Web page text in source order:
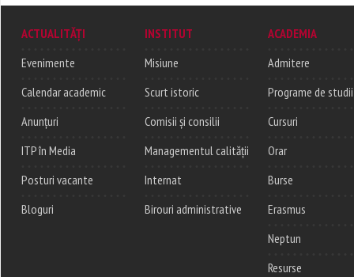
ACTUALITĂȚI
Evenimente
Calendar academic
Anunțuri
ITP în Media
Posturi vacante
Bloguri
INSTITUT
Misiune
Scurt istoric
Comisii și consilii
Managementul calității
Internat
Birouri administrative
ACADEMIA
Admitere
Programe de studii
Cursuri
Orar
Burse
Erasmus
Neptun
Resurse